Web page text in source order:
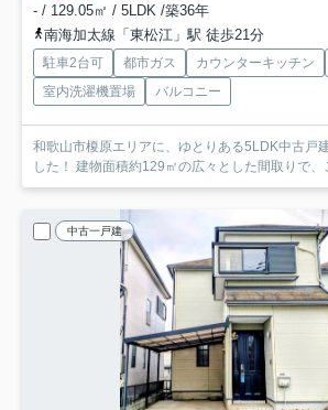
- / 129.05㎡ / 5LDK /築36年
南海加太線「東松江」駅 徒歩21分
駐車2台可 都市ガス カウンターキッチン
室内洗濯機置場
バルコニー
和歌山市榎原エリアに、ゆとりある5LDK中古戸
した！ 建物面積約129㎡の広々とした間取りで、
中古一戸建